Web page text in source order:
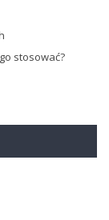
stosować?